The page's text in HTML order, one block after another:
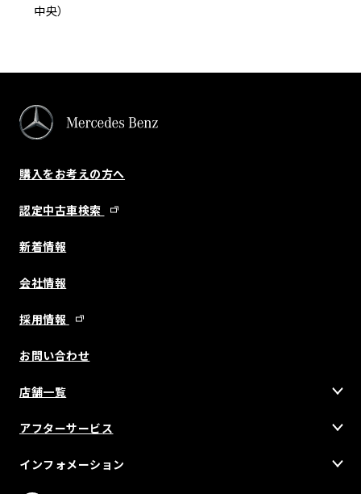
中央）
購入をお考えの方へ
認定中古車検索
新着情報
会社情報
採用情報
お問い合わせ
店舗一覧
アフターサービス
インフォメーション